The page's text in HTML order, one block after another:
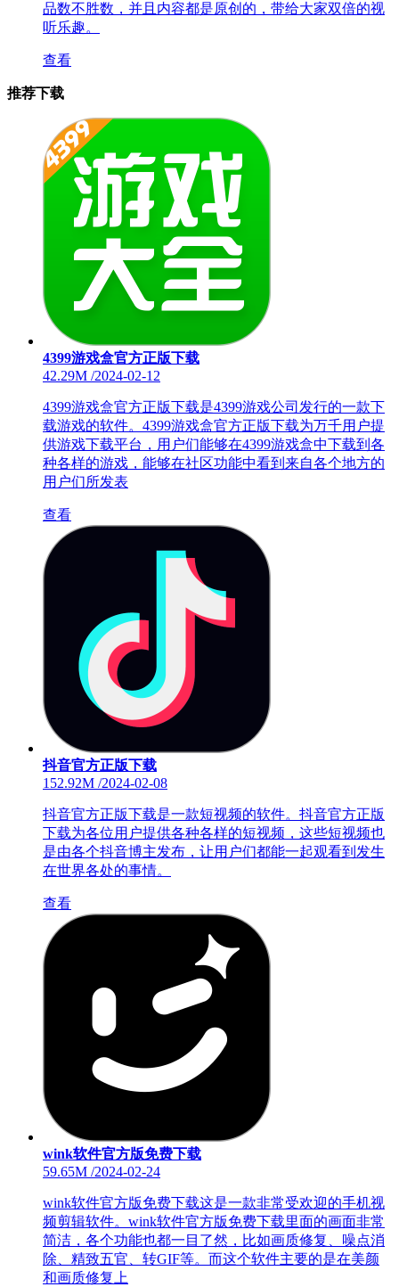
品数不胜数，并且内容都是原创的，带给大家双倍的视
听乐趣。
查看
推荐下载
4399游戏盒官方正版下载
42.29M /2024-02-12
4399游戏盒官方正版下载是4399游戏公司发行的一款下
载游戏的软件。4399游戏盒官方正版下载为万千用户提
供游戏下载平台，用户们能够在4399游戏盒中下载到各
种各样的游戏，能够在社区功能中看到来自各个地方的
用户们所发表
查看
抖音官方正版下载
152.92M /2024-02-08
抖音官方正版下载是一款短视频的软件。抖音官方正版
下载为各位用户提供各种各样的短视频，这些短视频也
是由各个抖音博主发布，让用户们都能一起观看到发生
在世界各处的事情。
查看
wink软件官方版免费下载
59.65M /2024-02-24
wink软件官方版免费下载这是一款非常受欢迎的手机视
频剪辑软件。wink软件官方版免费下载里面的画面非常
简洁，各个功能也都一目了然，比如画质修复、噪点消
除、精致五官、转GIF等。而这个软件主要的是在美颜
和画质修复上